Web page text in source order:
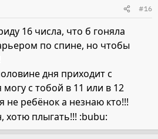
#16
16 числа, что б гоняла
по спине, но чтобы
дня приходит с
с тобой в 11 или в 12
не ребёнок а незнаю кто!!!
хотю плыгать!!! :bubu: